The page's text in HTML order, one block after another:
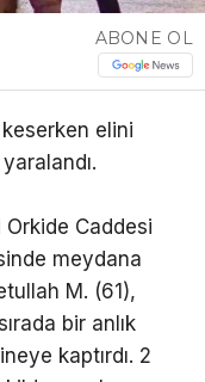
ABONE OL
elini
Caddesi
meydana
M. (61),
bir anlık
kaptırdı. 2